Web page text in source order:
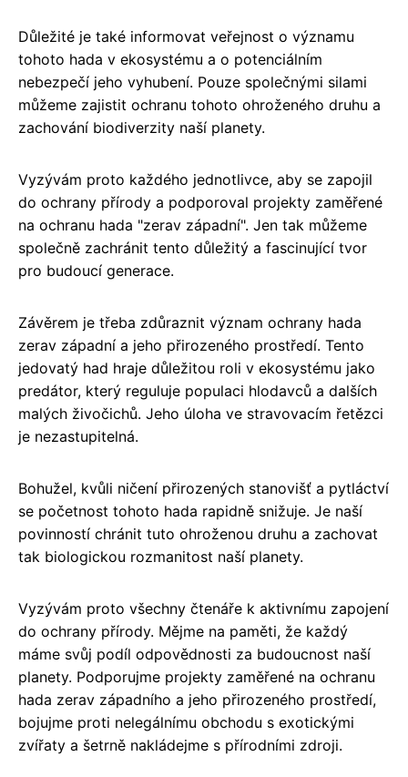
Důležité je také informovat veřejnost o významu
tohoto hada v ekosystému a o potenciálním
nebezpečí jeho vyhubení. Pouze společnými silami
můžeme zajistit ochranu tohoto ohroženého druhu a
zachování biodiverzity naší planety.
Vyzývám proto každého jednotlivce, aby se zapojil
do ochrany přírody a podporoval projekty zaměřené
na ochranu hada "zerav západní". Jen tak můžeme
společně zachránit tento důležitý a fascinující tvor
pro budoucí generace.
Závěrem je třeba zdůraznit význam ochrany hada
zerav západní a jeho přirozeného prostředí. Tento
jedovatý had hraje důležitou roli v ekosystému jako
predátor, který reguluje populaci hlodavců a dalších
malých živočichů. Jeho úloha ve stravovacím řetězci
je nezastupitelná.
Bohužel, kvůli ničení přirozených stanovišť a pytláctví
se početnost tohoto hada rapidně snižuje. Je naší
povinností chránit tuto ohroženou druhu a zachovat
tak biologickou rozmanitost naší planety.
Vyzývám proto všechny čtenáře k aktivnímu zapojení
do ochrany přírody. Mějme na paměti, že každý
máme svůj podíl odpovědnosti za budoucnost naší
planety. Podporujme projekty zaměřené na ochranu
hada zerav západního a jeho přirozeného prostředí,
bojujme proti nelegálnímu obchodu s exotickými
zvířaty a šetrně nakládejme s přírodními zdroji.